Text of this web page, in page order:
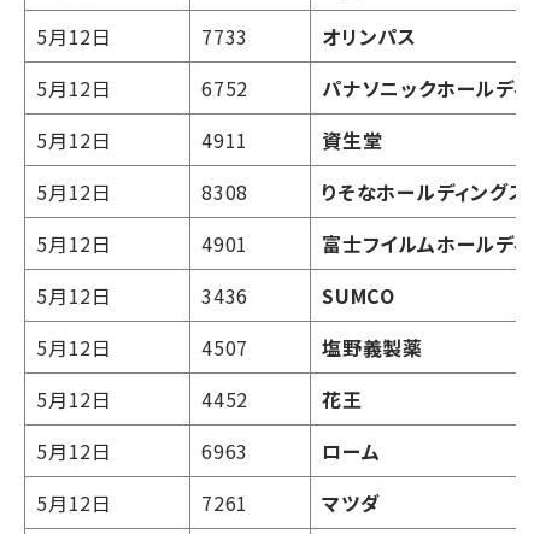
5月12日
7733
オリンパス
5月12日
6752
パナソニックホールディ
5月12日
4911
資生堂
5月12日
8308
りそなホールディングス
5月12日
4901
富士フイルムホールディ
5月12日
3436
SUMCO
5月12日
4507
塩野義製薬
5月12日
4452
花王
5月12日
6963
ローム
5月12日
7261 マツダ